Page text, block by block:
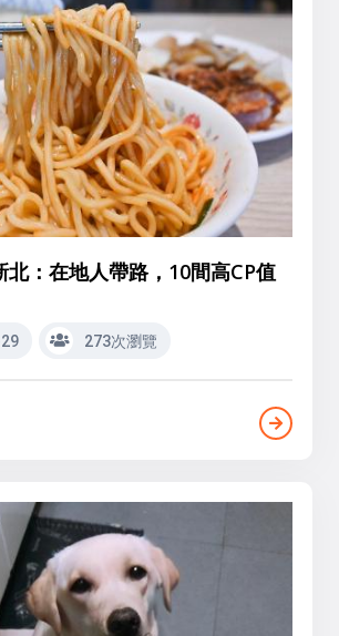
北：在地人帶路，10間高CP值
273次瀏覽